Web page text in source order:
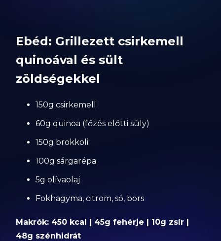
Ebéd: Grillezett csirkemell
quinoával és sült
zöldségekkel
150g csirkemell
60g quinoa (főzés előtti súly)
150g brokkoli
100g sárgarépa
5g olívaolaj
Fokhagyma, citrom, só, bors
Makrók: 450 kcal | 45g fehérje | 10g zsír |
48g szénhidrát